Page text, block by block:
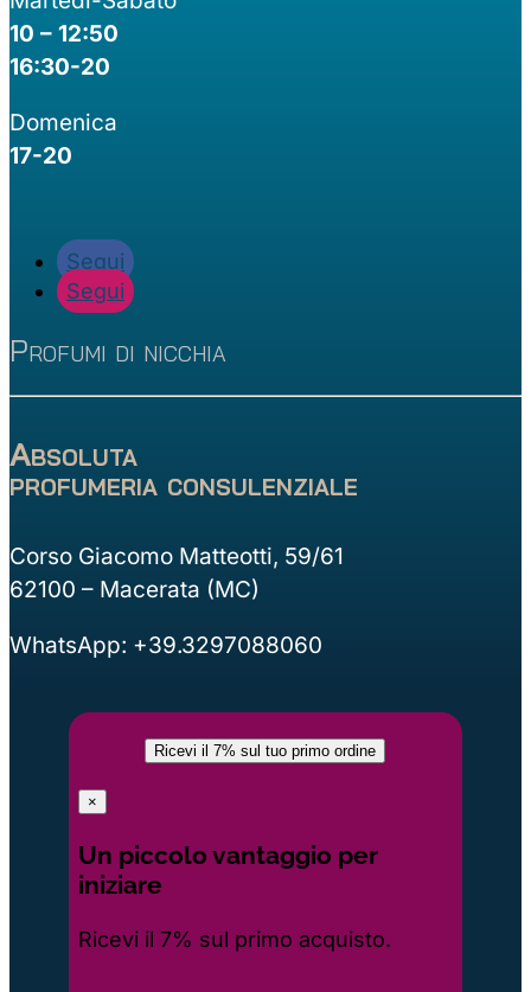
10 – 12:50
16:30-20
Domenica
17-20
Segui
Segui
Profumi di nicchia
Absoluta
profumeria consulenziale
Corso Giacomo Matteotti, 59/61
62100 – Macerata (MC)
WhatsApp: +39.3297088060
Ricevi il 7% sul tuo primo ordine
×
Un piccolo vantaggio per
iniziare
Ricevi il 7% sul primo acquisto.